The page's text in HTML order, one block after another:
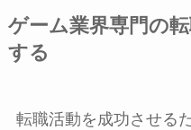
ゲーム業界専門の
する
転職活動を成功させる